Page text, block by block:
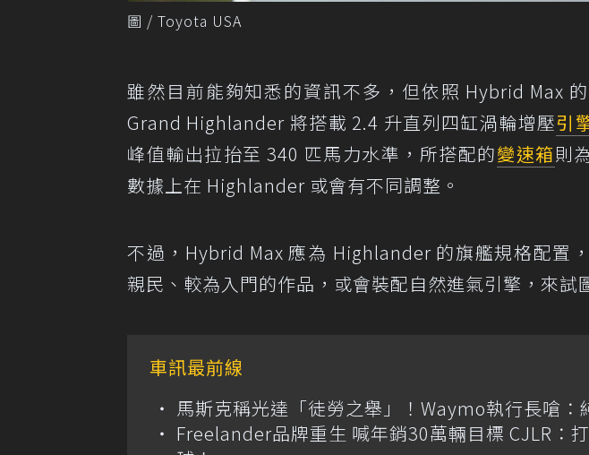
圖 / Toyota USA
雖然目前能夠知悉的資訊不多，但依照 Hybrid Max
Grand Highlander 將搭載 2.4 升直列四缸渦輪增壓引
峰值輸出拉抬至 340 匹馬力水準，所搭配的變速箱則
數據上在 Highlander 或會有不同調整。
不過，Hybrid Max 應為 Highlander 的旗艦規格配置
親民、較為入門的作品，或會裝配自然進氣引擎，來試
車訊最前線
馬斯克稱光達「徒勞之舉」！Waymo執行長嗆：
Freelander品牌重生 喊年銷30萬輛目標 CJLR：